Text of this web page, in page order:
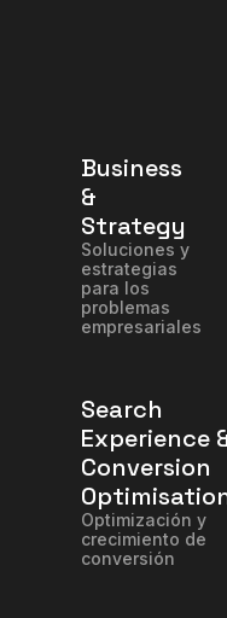
Business
&
Strategy
Soluciones y
estrategias
para los
problemas
empresariales
Search
Experience
Conversion
Optimización y
crecimiento de
conversión